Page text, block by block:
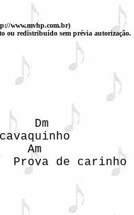
www.mvhp.com.br)
ou redistribuído sem prévia autorização.
Dm
Am
Prova de carinho